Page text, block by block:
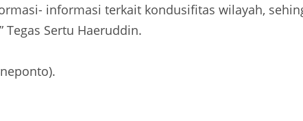
informasi terkait kondusifitas wilayah,
Tegas Sertu Haeruddin.